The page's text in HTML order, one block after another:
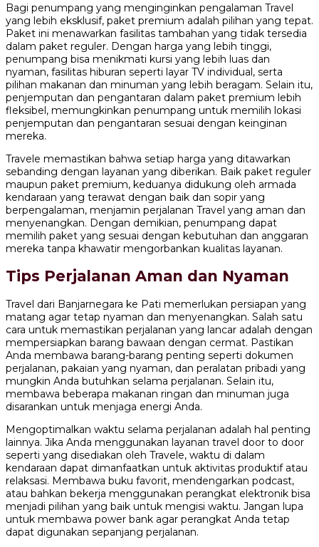
Bagi penumpang yang menginginkan pengalaman Travel
yang lebih eksklusif, paket premium adalah pilihan yang tepat.
Paket ini menawarkan fasilitas tambahan yang tidak tersedia
dalam paket reguler. Dengan harga yang lebih tinggi,
penumpang bisa menikmati kursi yang lebih luas dan
nyaman, fasilitas hiburan seperti layar TV individual, serta
pilihan makanan dan minuman yang lebih beragam. Selain itu,
penjemputan dan pengantaran dalam paket premium lebih
fleksibel, memungkinkan penumpang untuk memilih lokasi
penjemputan dan pengantaran sesuai dengan keinginan
mereka.
Travele memastikan bahwa setiap harga yang ditawarkan
sebanding dengan layanan yang diberikan. Baik paket reguler
maupun paket premium, keduanya didukung oleh armada
kendaraan yang terawat dengan baik dan sopir yang
berpengalaman, menjamin perjalanan Travel yang aman dan
menyenangkan. Dengan demikian, penumpang dapat
memilih paket yang sesuai dengan kebutuhan dan anggaran
mereka tanpa khawatir mengorbankan kualitas layanan.
Tips Perjalanan Aman dan Nyaman
Travel dari Banjarnegara ke Pati memerlukan persiapan yang
matang agar tetap nyaman dan menyenangkan. Salah satu
cara untuk memastikan perjalanan yang lancar adalah dengan
mempersiapkan barang bawaan dengan cermat. Pastikan
Anda membawa barang-barang penting seperti dokumen
perjalanan, pakaian yang nyaman, dan peralatan pribadi yang
mungkin Anda butuhkan selama perjalanan. Selain itu,
membawa beberapa makanan ringan dan minuman juga
disarankan untuk menjaga energi Anda.
Mengoptimalkan waktu selama perjalanan adalah hal penting
lainnya. Jika Anda menggunakan layanan travel door to door
seperti yang disediakan oleh Travele, waktu di dalam
kendaraan dapat dimanfaatkan untuk aktivitas produktif atau
relaksasi. Membawa buku favorit, mendengarkan podcast,
atau bahkan bekerja menggunakan perangkat elektronik bisa
menjadi pilihan yang baik untuk mengisi waktu. Jangan lupa
untuk membawa power bank agar perangkat Anda tetap
dapat digunakan sepanjang perjalanan.